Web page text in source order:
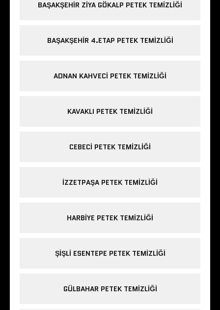
BAŞAKŞEHIR ZIYA GÖKALP PETEK TEMIZLIĞI
BAŞAKŞEHIR 4.ETAP PETEK TEMIZLIĞI
ADNAN KAHVECI PETEK TEMIZLIĞI
KAVAKLI PETEK TEMIZLIĞI
CEBECI PETEK TEMIZLIĞI
IZZETPAŞA PETEK TEMIZLIĞI
HARBIYE PETEK TEMIZLIĞI
ŞIŞLI ESENTEPE PETEK TEMIZLIĞI
GÜLBAHAR PETEK TEMIZLIĞI